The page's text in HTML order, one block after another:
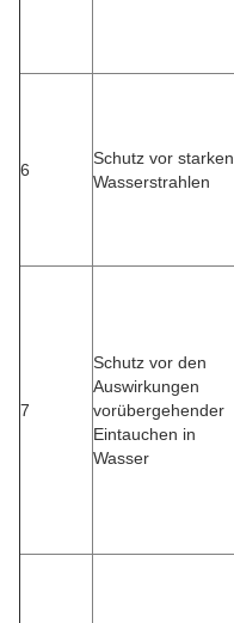
6
Schutz vor starken
Wasserstrahlen
7
Schutz vor den
Auswirkungen
vorübergehender
Eintauchen in
Wasser